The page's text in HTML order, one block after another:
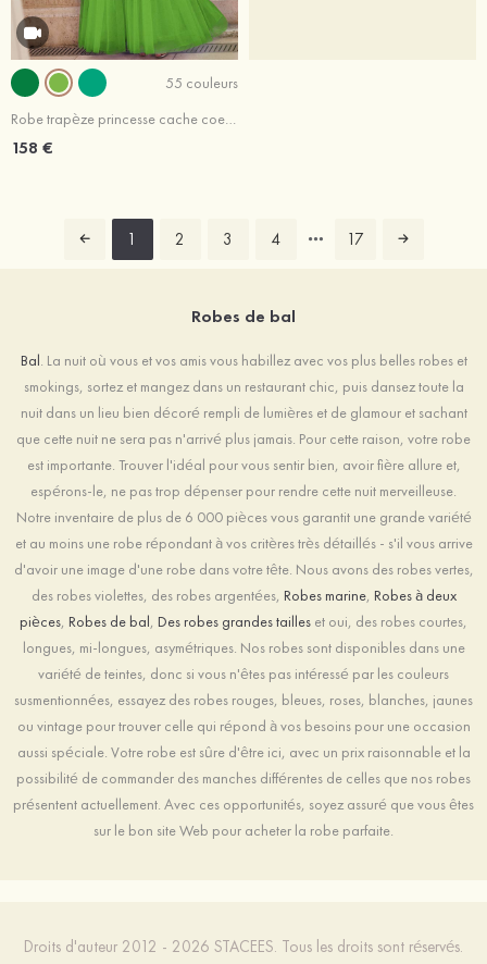
55 couleurs
Robe trapèze princesse cache coeur tulle ras du sol robe de bal
158 €
1 2 3 4 17
Robes de bal
Bal. La nuit où vous et vos amis vous habillez avec vos plus belles robes et
smokings, sortez et mangez dans un restaurant chic, puis dansez toute la
nuit dans un lieu bien décoré rempli de lumières et de glamour et sachant
que cette nuit ne sera pas n'arrivé plus jamais. Pour cette raison, votre robe
est importante. Trouver l'idéal pour vous sentir bien, avoir fière allure et,
espérons-le, ne pas trop dépenser pour rendre cette nuit merveilleuse.
Notre inventaire de plus de 6 000 pièces vous garantit une grande variété
et au moins une robe répondant à vos critères très détaillés - s'il vous arrive
d'avoir une image d'une robe dans votre tête. Nous avons des robes vertes,
des robes violettes, des robes argentées, Robes marine, Robes à deux
pièces, Robes de bal, Des robes grandes tailles et oui, des robes courtes,
longues, mi-longues, asymétriques. Nos robes sont disponibles dans une
variété de teintes, donc si vous n'êtes pas intéressé par les couleurs
susmentionnées, essayez des robes rouges, bleues, roses, blanches, jaunes
ou vintage pour trouver celle qui répond à vos besoins pour une occasion
aussi spéciale. Votre robe est sûre d'être ici, avec un prix raisonnable et la
possibilité de commander des manches différentes de celles que nos robes
présentent actuellement. Avec ces opportunités, soyez assuré que vous êtes
sur le bon site Web pour acheter la robe parfaite.
Droits d'auteur 2012 - 2026 STACEES. Tous les droits sont réservés.